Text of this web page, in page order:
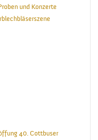
und Konzerte
40. Cottbuser